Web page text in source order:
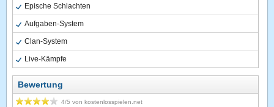
Epische Schlachten
Aufgaben-System
Clan-System
Live-Kämpfe
Bewertung
4/5 vonkostenlosspielen.net